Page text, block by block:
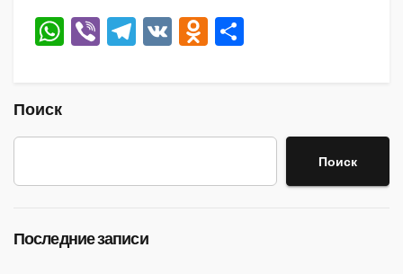
W
A
p
Vi T
a
m
V O
kl
a
в
и
Поиск
Поиск
Последние записи